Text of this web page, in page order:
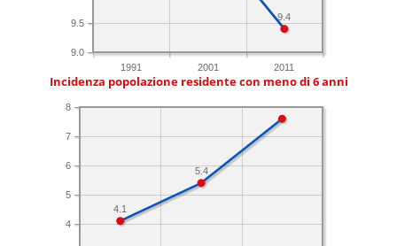
1991 2001 2011
9.0
9.5
9.4
Incidenza popolazione residente con meno di 6 anni
4
5
6
7
8
5.4
4.1